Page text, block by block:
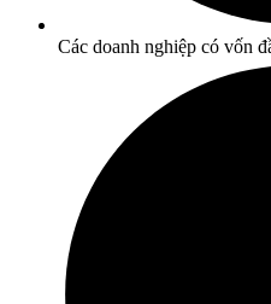
Các doanh nghiệp có vốn